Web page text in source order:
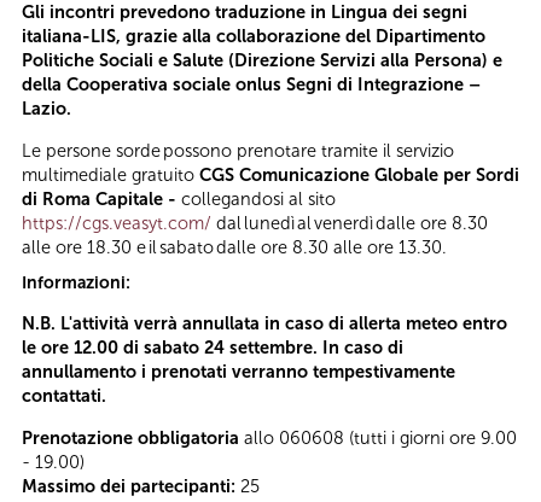
Gli incontri prevedono traduzione in Lingua dei segni
italiana-LIS, grazie alla collaborazione del Dipartimento
Politiche Sociali e Salute (Direzione Servizi alla Persona) e
della Cooperativa sociale onlus Segni di Integrazione –
Lazio.
Le persone sorde possono prenotare tramite il servizio
multimediale gratuito CGS Comunicazione Globale per Sordi
di Roma Capitale - collegandosi al sito
https://cgs.veasyt.com/ dal lunedì al venerdì dalle ore 8.30
alle ore 18.30 e il sabato dalle ore 8.30 alle ore 13.30.
Informazioni:
N.B. L'attività verrà annullata in caso di allerta meteo entro
le ore 12.00 di sabato 24 settembre. In caso di
annullamento i prenotati verranno tempestivamente
contattati.
Prenotazione obbligatoria allo 060608 (tutti i giorni ore 9.00
- 19.00)
Massimo dei partecipanti: 25